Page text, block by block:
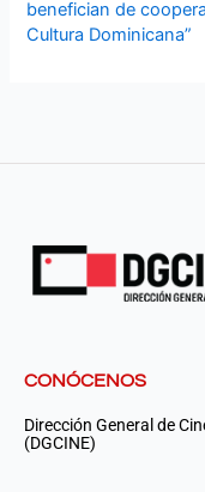
benefician de
Cultura Dominicana”
CONÓCENOS
Dirección General de
(DGCINE)